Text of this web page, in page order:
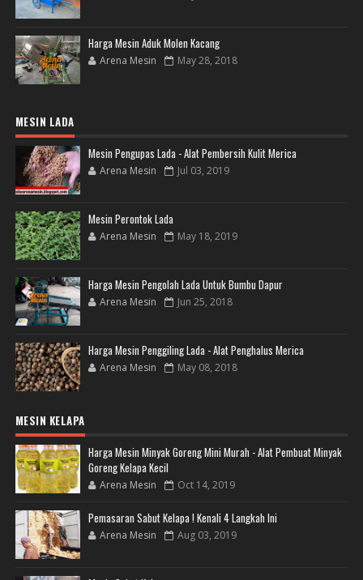
Harga Mesin Aduk Molen Kacang
Arena Mesin May 28, 2018
MESIN LADA
Mesin Pengupas Lada - Alat Pembersih Kulit Merica
Arena Mesin Jul 03, 2019
Mesin Perontok Lada
Arena Mesin May 18, 2019
Harga Mesin Pengolah Lada Untuk Bumbu Dapur
Arena Mesin Jun 25, 2018
Harga Mesin Penggiling Lada - Alat Penghalus Merica
Arena Mesin May 08, 2018
MESIN KELAPA
Harga Mesin Minyak Goreng Mini Murah - Alat Pembuat Minyak
Goreng Kelapa Kecil
Arena Mesin Oct 14, 2019
Pemasaran Sabut Kelapa ! Kenali 4 Langkah Ini
Arena Mesin Aug 03, 2019